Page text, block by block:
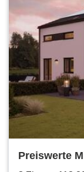
Preiswerte